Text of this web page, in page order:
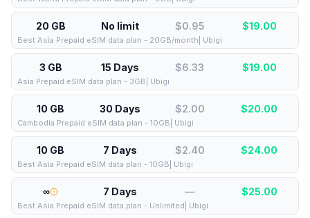
20 GB No limit $0.95 $19.00
Best Asia Prepaid eSIM data plan - 20GB/month| Ubigi
3 GB 15 Days $6.33 $19.00
Asia Prepaid eSIM data plan - 3GB| Ubigi
10 GB 30 Days $2.00 $20.00
Cambodia Prepaid eSIM data plan - 10GB| Ubigi
10 GB 7 Days $2.40 $24.00
Best Asia Prepaid eSIM data plan - 10GB| Ubigi
∞ 7 Days — $25.00
Best Asia Prepaid eSIM data plan - Unlimited| Ubigi